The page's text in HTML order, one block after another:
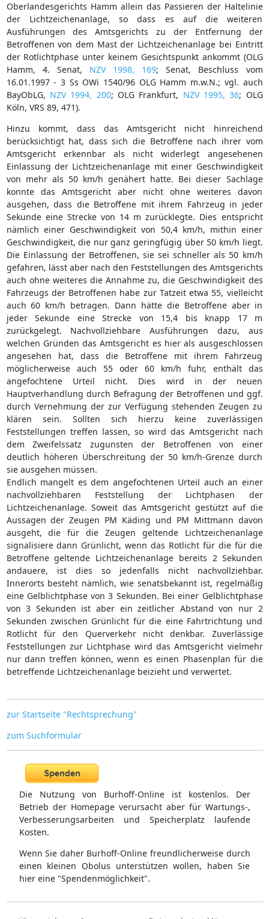
Oberlandesgerichts Hamm allein das Passieren der Haltelinie
der Lichtzeichenanlage, so dass es auf die weiteren
Ausführungen des Amtsgerichts zu der Entfernung der
Betroffenen von dem Mast der Lichtzeichenanlage bei Eintritt
der Rotlichtphase unter keinem Gesichtspunkt ankommt (OLG
Hamm, 4. Senat, NZV 1998, 169; Senat, Beschluss vom
16.01.1997 - 3 Ss OWi 1540/96 OLG Hamm m.w.N.; vgl. auch
BayObLG, NZV 1994, 200; OLG Frankfurt, NZV 1995, 36; OLG
Köln, VRS 89, 471).
Hinzu kommt, dass das Amtsgericht nicht hinreichend
berücksichtigt hat, dass sich die Betroffene nach ihrer vom
Amtsgericht erkennbar als nicht widerlegt angesehenen
Einlassung der Lichtzeichenanlage mit einer Geschwindigkeit
von mehr als 50 km/h genähert hatte. Bei dieser Sachlage
konnte das Amtsgericht aber nicht ohne weiteres davon
ausgehen, dass die Betroffene mit ihrem Fahrzeug in jeder
Sekunde eine Strecke von 14 m zurücklegte. Dies entspricht
nämlich einer Geschwindigkeit von 50,4 km/h, mithin einer
Geschwindigkeit, die nur ganz geringfügig über 50 km/h liegt.
Die Einlassung der Betroffenen, sie sei schneller als 50 km/h
gefahren, lässt aber nach den Feststellungen des Amtsgerichts
auch ohne weiteres die Annahme zu, die Geschwindigkeit des
Fahrzeugs der Betroffenen habe zur Tatzeit etwa 55, vielleicht
auch 60 km/h betragen. Dann hätte die Betroffene aber in
jeder Sekunde eine Strecke von 15,4 bis knapp 17 m
zurückgelegt. Nachvollziehbare Ausführungen dazu, aus
welchen Gründen das Amtsgericht es hier als ausgeschlossen
angesehen hat, dass die Betroffene mit ihrem Fahrzeug
möglicherweise auch 55 oder 60 km/h fuhr, enthält das
angefochtene Urteil nicht. Dies wird in der neuen
Hauptverhandlung durch Befragung der Betroffenen und ggf.
durch Vernehmung der zur Verfügung stehenden Zeugen zu
klären sein. Sollten sich hierzu keine zuverlässigen
Feststellungen treffen lassen, so wird das Amtsgericht nach
dem Zweifelssatz zugunsten der Betroffenen von einer
deutlich höheren Überschreitung der 50 km/h-Grenze durch
sie ausgehen müssen.
Endlich mangelt es dem angefochtenen Urteil auch an einer
nachvollziehbaren Feststellung der Lichtphasen der
Lichtzeichenanlage. Soweit das Amtsgericht gestützt auf die
Aussagen der Zeugen PM Käding und PM Mittmann davon
ausgeht, die für die Zeugen geltende Lichtzeichenanlage
signalisiere dann Grünlicht, wenn das Rotlicht für die für die
Betroffene geltende Lichtzeichenanlage bereits 2 Sekunden
andauere, ist dies so jedenfalls nicht nachvollziehbar.
Innerorts besteht nämlich, wie senatsbekannt ist, regelmäßig
eine Gelblichtphase von 3 Sekunden. Bei einer Gelblichtphase
von 3 Sekunden ist aber ein zeitlicher Abstand von nur 2
Sekunden zwischen Grünlicht für die eine Fahrtrichtung und
Rotlicht für den Querverkehr nicht denkbar. Zuverlässige
Feststellungen zur Lichtphase wird das Amtsgericht vielmehr
nur dann treffen können, wenn es einen Phasenplan für die
betreffende Lichtzeichenanlage beizieht und verwertet.
zur Startseite "Rechtsprechung"
zum Suchformular
Die Nutzung von Burhoff-Online ist kostenlos. Der
Betrieb der Homepage verursacht aber für Wartungs-,
Verbesserungsarbeiten und Speicherplatz laufende
Kosten.
Wenn Sie daher Burhoff-Online freundlicherweise durch
einen kleinen Obolus unterstützen wollen, haben Sie
hier eine "Spendenmöglichkeit".